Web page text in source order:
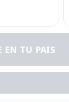
EN TU PAIS